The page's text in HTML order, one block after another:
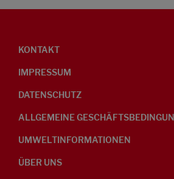
KONTAKT
IMPRESSUM
DATENSCHUTZ
ALLGEMEINE
UMWELTINFORMATIONEN
ÜBER UNS